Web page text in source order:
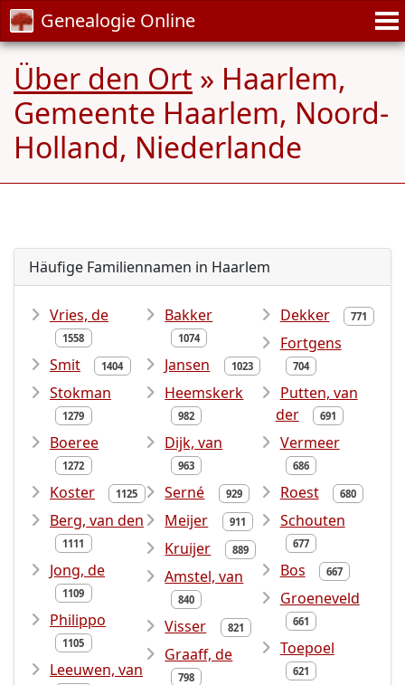
Genealogie Online
Über den Ort » Haarlem,
Gemeente Haarlem, Noord-
Holland, Niederlande
Häufige Familiennamen in Haarlem
Vries, de
1558
Smit 1404
Stokman
1279
Boeree
1272
Koster 1125
Berg, van den
1111
Jong, de
1109
Philippo
1105
Leeuwen, van
Bakker
1074
Jansen 1023
Heemskerk
982
Dijk, van
963
Serné 929
Meijer 911
Kruijer 889
Amstel, van
840
Visser 821
Graaff, de
798
Dekker 771
Fortgens
704
Putten, van
der
691
Vermeer
686
Roest 680
Schouten
677
Bos 667
Groeneveld
661
Toepoel
621